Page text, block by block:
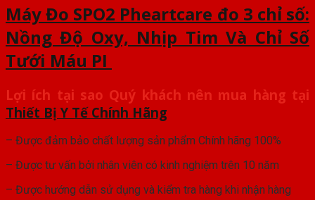
Máy Đo SPO2 Pheartcare đo 3 chỉ số:
Nồng Độ Oxy, Nhịp Tim Và Chỉ Số
Tưới Máu PI
Lợi ích tại sao Quý khách nên mua hàng tại
Thiết Bị Y Tế Chính Hãng
– Được đảm bảo chất lượng sản phẩm Chính hãng 100%
– Được tư vấn bởi nhân viên có kinh nghiệm trên 10 năm
– Được hướng dẫn sử dụng và kiểm tra hàng khi nhận hàng